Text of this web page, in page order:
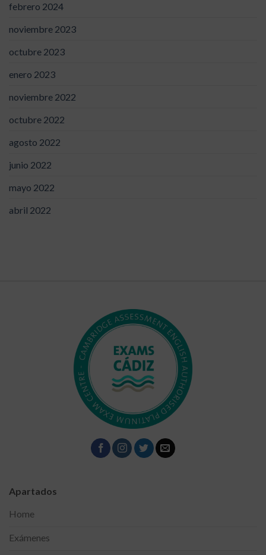
febrero 2024
noviembre 2023
octubre 2023
enero 2023
noviembre 2022
octubre 2022
agosto 2022
junio 2022
mayo 2022
abril 2022
Apartados
Home
Exámenes